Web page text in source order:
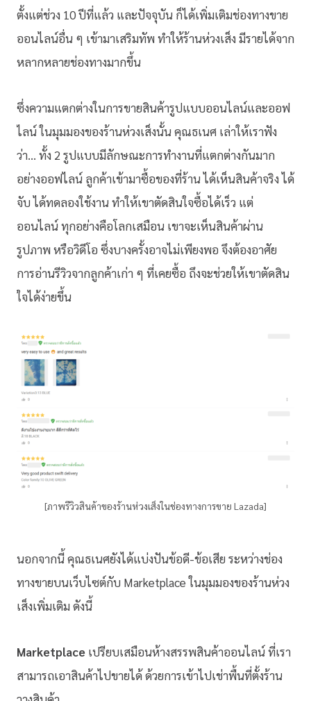
ตั้งแต่ช่วง 10 ปีที่แล้ว และปัจจุบัน ก็ได้เพิ่มเติมช่องทางขาย
ออนไลน์อื่น ๆ เข้ามาเสริมทัพ ทำให้ร้านห่วงเส็ง มีรายได้จาก
หลากหลายช่องทางมากขึ้น
ซึ่งความแตกต่างในการขายสินค้ารูปแบบออนไลน์และออฟ
ไลน์ ในมุมมองของร้านห่วงเส็งนั้น คุณธเนศ เล่าให้เราฟัง
ว่า… ทั้ง 2 รูปแบบมีลักษณะการทำงานที่แตกต่างกันมาก
อย่างออฟไลน์ ลูกค้าเข้ามาซื้อของที่ร้าน ได้เห็นสินค้าจริง ได้
จับ ได้ทดลองใช้งาน ทำให้เขาตัดสินใจซื้อได้เร็ว แต่
ออนไลน์ ทุกอย่างคือโลกเสมือน เขาจะเห็นสินค้าผ่าน
รูปภาพ หรือวิดีโอ ซึ่งบางครั้งอาจไม่เพียงพอ จึงต้องอาศัย
การอ่านรีวิวจากลูกค้าเก่า ๆ ที่เคยซื้อ ถึงจะช่วยให้เขาตัดสิน
ใจได้ง่ายขึ้น
[ภาพรีวิวสินค้าของร้านห่วงเส็งในช่องทางการขาย Lazada]
นอกจากนี้ คุณธเนศยังได้แบ่งปันข้อดี-ข้อเสีย ระหว่างช่อง
ทางขายบนเว็บไซต์กับ Marketplace ในมุมมองของร้านห่วง
เส็งเพิ่มเติม ดังนี้
Marketplace เปรียบเสมือนห้างสรรพสินค้าออนไลน์ ที่เรา
สามารถเอาสินค้าไปขายได้ ด้วยการเข้าไปเช่าพื้นที่ตั้งร้าน